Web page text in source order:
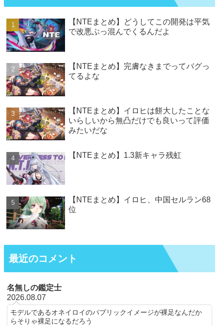
【NTEまとめ】どうしてこの開発は平気
で改悪ぶっ混んでくるんだよ
【NTEまとめ】完膚なきまでってバグっ
てるよな
【NTEまとめ】イロヒは餅大したことな
いらしいから無凸だけでも良いって評価
みたいだな
【NTEまとめ】1.3新キャラ残虹
【NTEまとめ】イロヒ、中国セルラン68
位
最近のコメント
名無しの鑑定士
2026.08.07
モデルであるオネイロイのパブリックイメージが裸足なんだか
らそりゃ裸足になるだろう